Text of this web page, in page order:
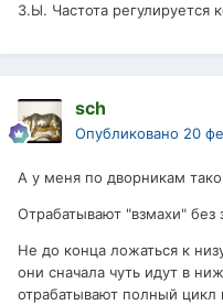
З.Ы. Частота регулируется
sch
Опубликовано 20
А у меня по дворникам
Отрабатывают "взмахи"
Не до конца ложаться к
они сначала чуть идут в
отрабатывают полный цикл